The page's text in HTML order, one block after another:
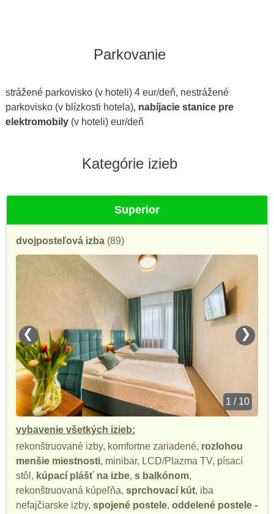
Parkovanie
strážené parkovisko (v hoteli) 4 eur/deň, nestrážené
parkovisko (v blízkosti hotela), nabíjacie stanice pre
elektromobily (v hoteli) eur/deň
Kategórie izieb
Superior
dvojposteľová izba (89)
❮ ❯
1 / 10
vybavenie všetkých izieb:
rekonštruované izby, komfortne zariadené, rozlohou
menšie miestnosti, minibar, LCD/Plazma TV, písací
stôl, kúpací plášť na izbe, s balkónom,
rekonštruovaná kúpeľňa, sprchovací kút, iba
nefajčiarske izby, spojené postele, oddelené postele -